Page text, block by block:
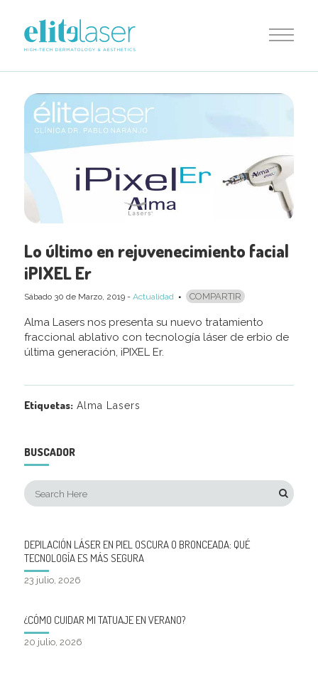
Lo último en rejuvenecimiento facial
iPIXEL Er
Sábado 30 deMarzo, 2019- Actualidad COMPARTIR
Alma Lasers nos presenta su nuevo tratamiento
fraccional ablativo con tecnología láser de erbio de
última generación, iPIXEL Er.
Etiquetas: Alma Lasers
BUSCADOR
DEPILACIÓN LÁSER EN PIEL OSCURA O BRONCEADA: QUÉ
TECNOLOGÍA ES MÁS SEGURA
23 julio, 2026
¿CÓMO CUIDAR MI TATUAJE EN VERANO?
20 julio, 2026